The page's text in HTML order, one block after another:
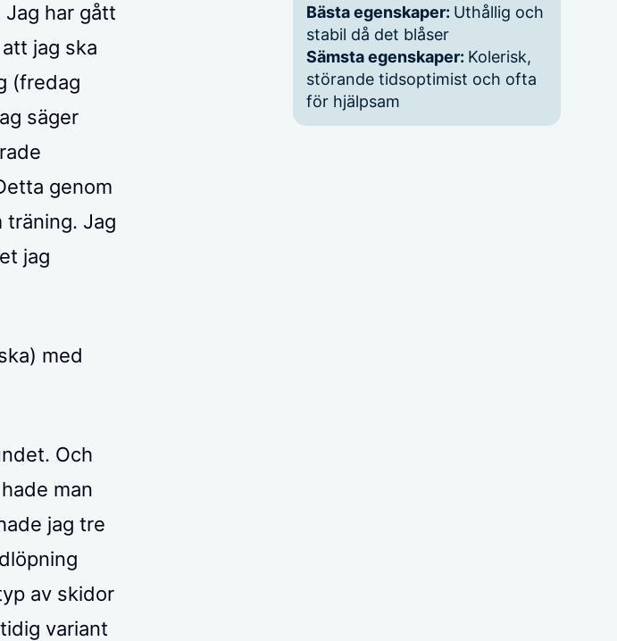
har gått
jag ska
(fredag
säger
genom
träning. Jag
jag
med
Och
man
jag tre
av skidor
variant
Bästa egenskaper: Uthållig och
stabil då det blåser
Sämsta egenskaper: Kolerisk,
störande tidsoptimist och ofta
för hjälpsam